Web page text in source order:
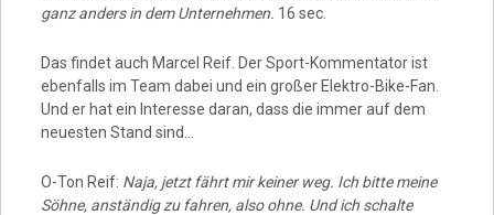
ganz anders in dem Unternehmen. 16 sec.
Das findet auch Marcel Reif. Der Sport-Kommentator ist
ebenfalls im Team dabei und ein großer Elektro-Bike-Fan.
Und er hat ein Interesse daran, dass die immer auf dem
neuesten Stand sind…
O-Ton Reif: Naja, jetzt fährt mir keiner weg. Ich bitte meine
Söhne, anständig zu fahren, also ohne. Und ich schalte